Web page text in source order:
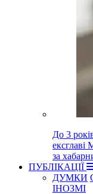
До 3
за
ПУБЛІКАЦІЇ
ДУМКИ
ІНОЗМІ